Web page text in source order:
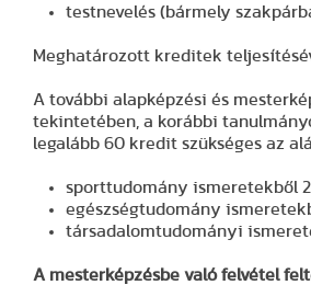
testnevelés (bármely
Meghatározott kreditek
A további alapképzési és
tekintetében, a korábbi
legalább 60 kredit szükséges az
sporttudomány ismeretekből
egészségtudomány
társadalomtudományi
A mesterképzésbe való felvétel